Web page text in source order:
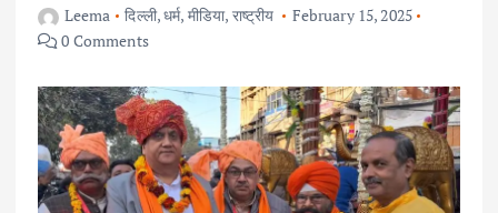
Leema दिल्ली,धर्म, मीडिया, राष्ट्रीय
February 15, 2025
0 Comments